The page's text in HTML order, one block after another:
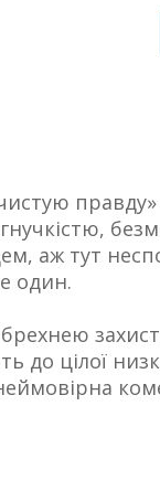
аж тут
один.
брехнею
до цілої